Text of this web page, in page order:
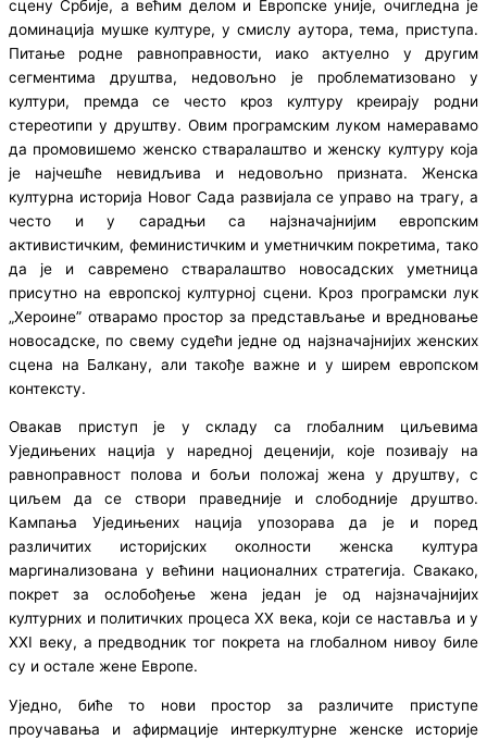
сцену Србије, а већим делом и Европске уније, очигледна је
доминација мушке културе, у смислу аутора, тема, приступа.
Питање родне равноправности, иако актуелно у другим
сегментима друштва, недовољно је проблематизовано у
култури, премда се често кроз културу креирају родни
стереотипи у друштву. Овим програмским луком намеравамо
да промовишемо женско стваралаштво и женску културу која
је најчешће невидљива и недовољно призната. Женска
културна историја Новог Сада развијала се управо на трагу, а
често и у сарадњи са најзначајнијим европским
активистичким, феминистичким и уметничким покретима, тако
да је и савремено стваралаштво новосадских уметница
присутно на европској културној сцени. Кроз програмски лук
„Хероине” отварамо простор за представљање и вредновање
новосадске, по свему судећи једне од најзначајнијих женских
сцена на Балкану, али такође важне и у ширем европском
контексту.
Овакав приступ је у складу са глобалним циљевима
Уједињених нација у наредној деценији, које позивају на
равноправност полова и бољи положај жена у друштву, с
циљем да се створи праведније и слободније друштво.
Кампања Уједињених нација упозорава да је и поред
различитих историјских околности женска култура
маргинализована у већини националних стратегија. Свакако,
покрет за ослобођење жена један је од најзначајнијих
културних и политичких процеса XX века, који се наставља и у
XXI веку, а предводник тог покрета на глобалном нивоу биле
су и остале жене Европе.
Уједно, биће то нови простор за различите приступе
проучавања и афирмације интеркултурне женске историје